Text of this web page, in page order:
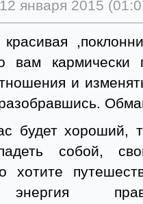
12 января 2015
вам кармически
и
будет хороший,
собой,
хотите